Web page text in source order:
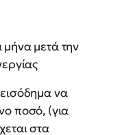
μετά την
να
ποσό, (για
στα